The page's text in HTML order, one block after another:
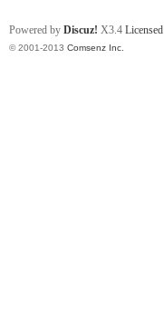
Powered by Discuz! X3.4 Licensed
© 2001-2013 Comsenz Inc.